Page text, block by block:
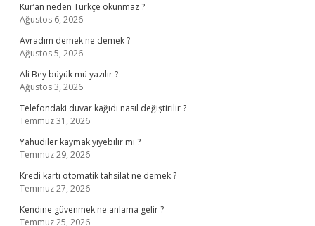
Kur’an neden Türkçe okunmaz ?
Ağustos 6, 2026
Avradım demek ne demek ?
Ağustos 5, 2026
Ali Bey büyük mü yazılır ?
Ağustos 3, 2026
Telefondaki duvar kağıdı nasıl değiştirilir ?
Temmuz 31, 2026
Yahudiler kaymak yiyebilir mi ?
Temmuz 29, 2026
Kredi kartı otomatik tahsilat ne demek ?
Temmuz 27, 2026
Kendine güvenmek ne anlama gelir ?
Temmuz 25, 2026